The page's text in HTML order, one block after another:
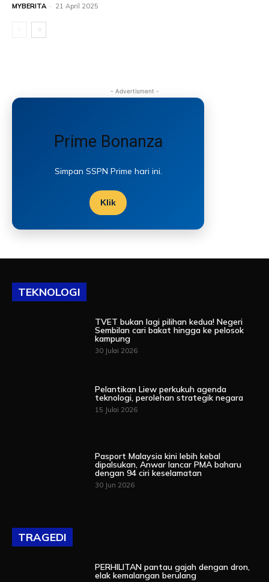
MYBERITA - 21 April 2025
- Advertisment -
Prime Bonanza
Simpan SSPN Prime hari ini.
Klik
TEKNOLOGI
TVET bukan lagi pilihan kedua! Negeri
Sembilan cari bakat hingga ke pelosok
kampung
30 Julai 2026
Pelantikan Liew perkukuh agenda
teknologi, perolehan strategik negara
15 Julai 2026
Pasport Malaysia kini lebih kebal
dipalsukan, Anwar lancar PMA baharu
dengan 94 ciri keselamatan
30 Jun 2026
TRAGEDI
PERHILITAN pantau gajah dengan dron,
elak kemalangan berulang